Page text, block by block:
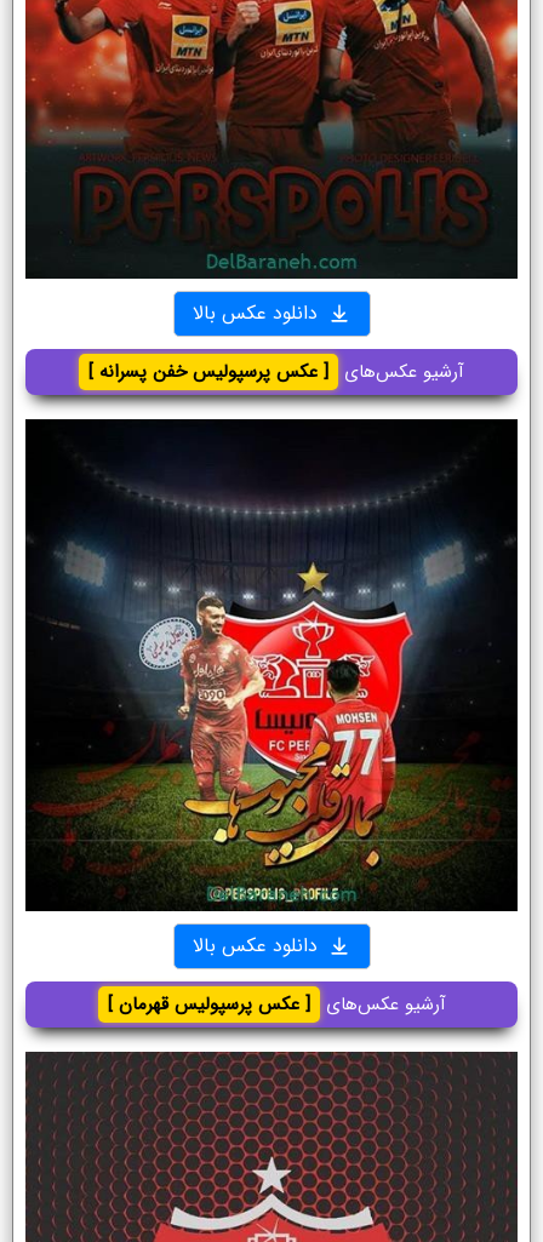
دانلود عکس بالا
آرشیو عکس‌های [ عکس پرسپولیس خفن پسرانه ]
دانلود عکس بالا
آرشیو عکس‌های [ عکس پرسپولیس قهرمان ]